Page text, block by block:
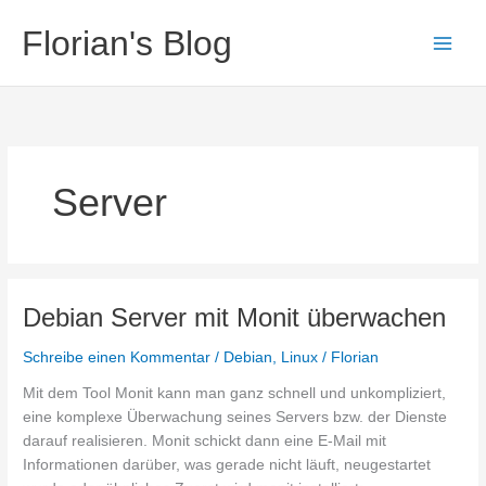
Inhalt
springen
Florian's Blog
Server
Debian Server mit Monit überwachen
Schreibe einen Kommentar / Debian Linux / Florian
Mit dem Tool Monit kann man ganz schnell und unkompliziert,
eine komplexe Überwachung seines Servers bzw. der Dienste
darauf realisieren. Monit schickt dann eine E-Mail mit
Informationen darüber, was gerade nicht läuft, neugestartet